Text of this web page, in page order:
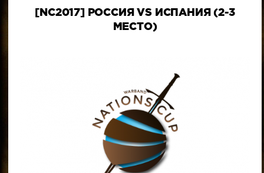
[NC2017] РОССИЯ VS ИСПАНИЯ (2-3
МЕСТО)